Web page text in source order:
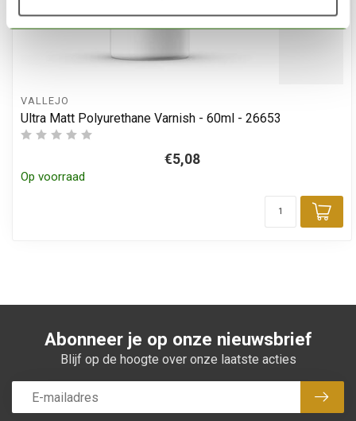
VALLEJO
Ultra Matt Polyurethane Varnish - 60ml - 26653
€5,08
Op voorraad
Abonneer je op onze nieuwsbrief
Blijf op de hoogte over onze laatste acties